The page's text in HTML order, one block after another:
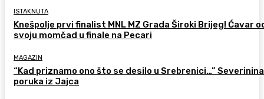
ISTAKNUTA
Knešpolje prvi finalist MNL MZ Grada Široki Brijeg! Ćavar
svoju momčad u finale na Pecari
MAGAZIN
“Kad priznamo ono što se desilo u Srebrenici…” Severinina
poruka iz Jajca